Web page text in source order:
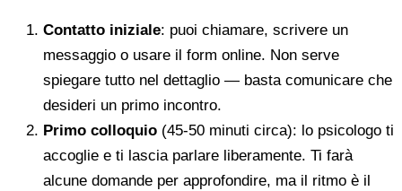
Contatto iniziale: puoi chiamare, scrivere un
messaggio o usare il form online. Non serve
spiegare tutto nel dettaglio — basta comunicare che
desideri un primo incontro.
Primo colloquio (45-50 minuti circa): lo psicologo ti
accoglie e ti lascia parlare liberamente. Ti farà
alcune domande per approfondire, ma il ritmo è il